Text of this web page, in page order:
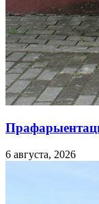
6 августа, 2026